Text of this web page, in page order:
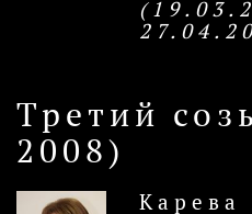
Третий
2008)
Карева